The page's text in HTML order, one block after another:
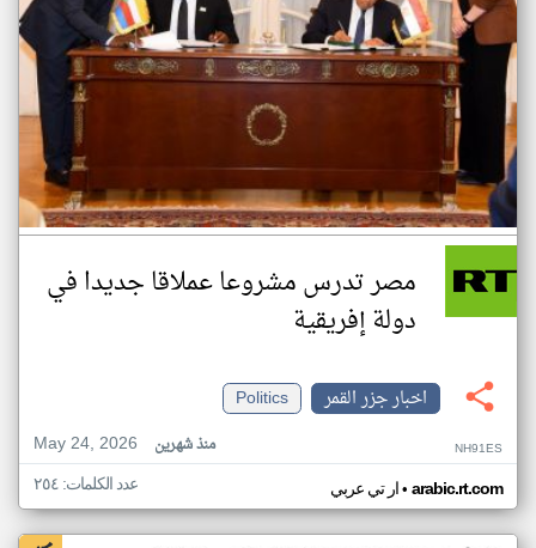
مصر تدرس مشروعا عملاقا جديدا في
دولة إفريقية
اخبار جزر القمر
Politics
May 24, 2026
منذ شهرين NH91ES
ار تي عربي• arabic.rt.com عدد الكلمات: ٢٥٤